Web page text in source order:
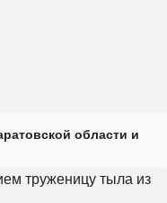
области и